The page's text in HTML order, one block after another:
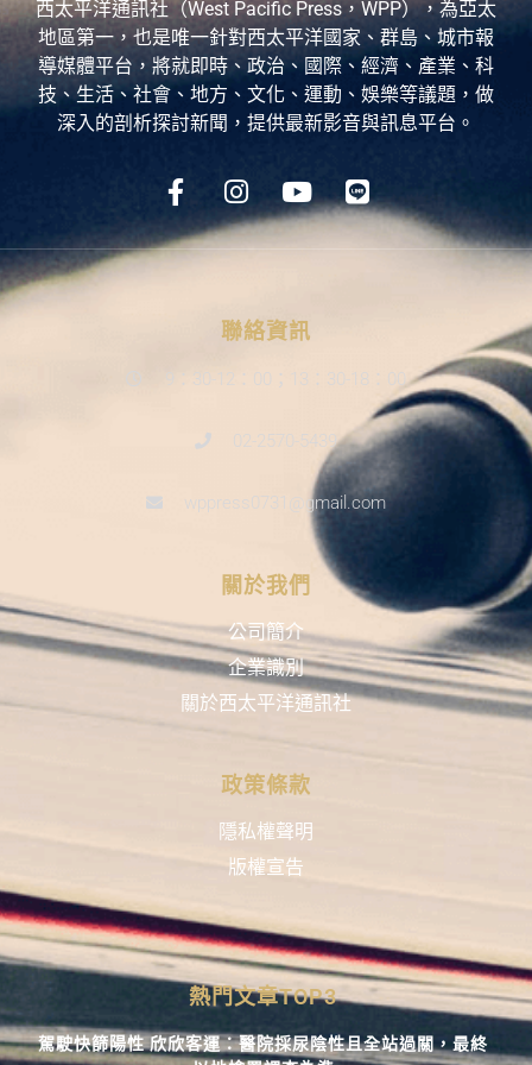
西太平洋通訊社（West Pacific Press，WPP），為亞太
地區第一，也是唯一針對西太平洋國家、群島、城市報
導媒體平台，將就即時、政治、國際、經濟、產業、科
技、生活、社會、地方、文化、運動、娛樂等議題，做
深入的剖析探討新聞，提供最新影音與訊息平台。
聯絡資訊
9：30-12：00；13：30-18：00
02-2570-5439
wppress0731@gmail.com
關於我們
公司簡介
企業識別
關於西太平洋通訊社
政策條款
隱私權聲明
版權宣告
熱門文章TOP3
駕駛快篩陽性 欣欣客運：醫院採尿陰性且全站過關，最終